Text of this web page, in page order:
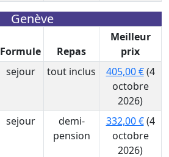
Genève
Formule Repas
Meilleur
prix
sejour tout inclus 405,00 €(4
octobre
2026)
sejour
demi-
pension
332,00 €(4
octobre
2026)